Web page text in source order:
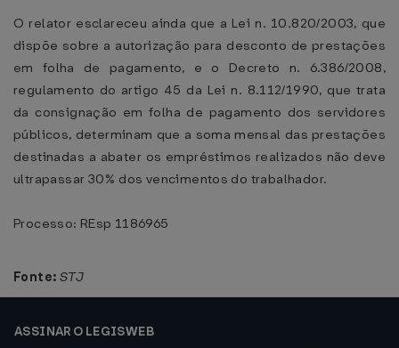
O relator esclareceu ainda que a Lei n. 10.820/2003, que
dispõe sobre a autorização para desconto de prestações
em folha de pagamento, e o Decreto n. 6.386/2008,
regulamento do artigo 45 da Lei n. 8.112/1990, que trata
da consignação em folha de pagamento dos servidores
públicos, determinam que a soma mensal das prestações
destinadas a abater os empréstimos realizados não deve
ultrapassar 30% dos vencimentos do trabalhador.
Processo: REsp 1186965
Fonte: STJ
ASSINAR O LEGISWEB